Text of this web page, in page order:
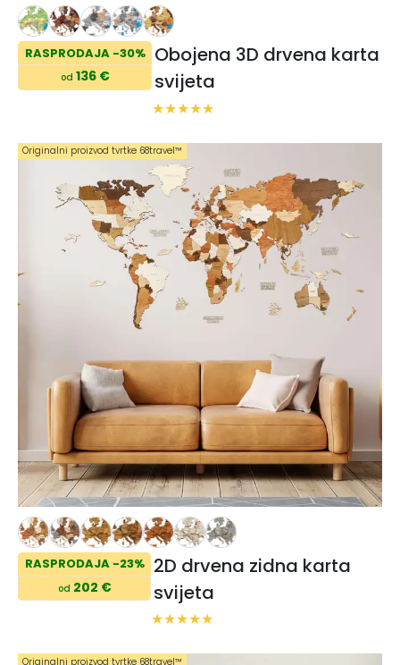
RASPRODAJA -30%
od 136 €
Obojena 3D drvena karta
svijeta
RASPRODAJA -23%
od 202 €
2D drvena zidna karta
svijeta
Originalni proizvod tvrtke 68travel™️
Originalni proizvod tvrtke 68travel™️